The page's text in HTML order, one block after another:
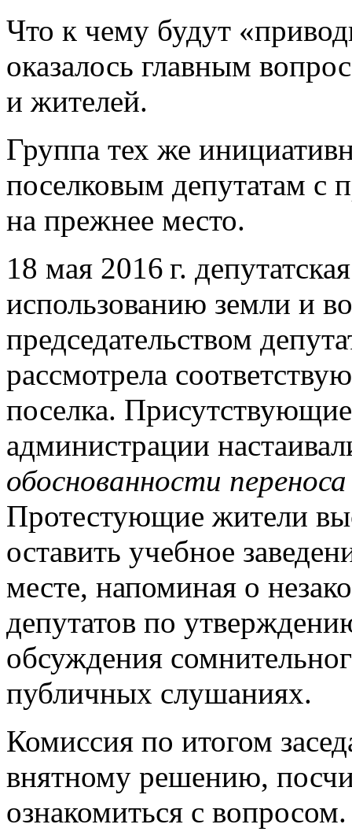
Что к чему будут
оказалось главным
и жителей.
Группа тех же
поселковым депутатам с
на прежнее место.
18 мая 2016 г.
использованию земли и
председательством
рассмотрела
поселка.
администрации
обоснованности
Протестующие жители
оставить учебное
месте, напоминая о
депутатов по
обсуждения
публичных слушаниях.
Комиссия по итогом
внятному решению,
ознакомиться с вопросом.